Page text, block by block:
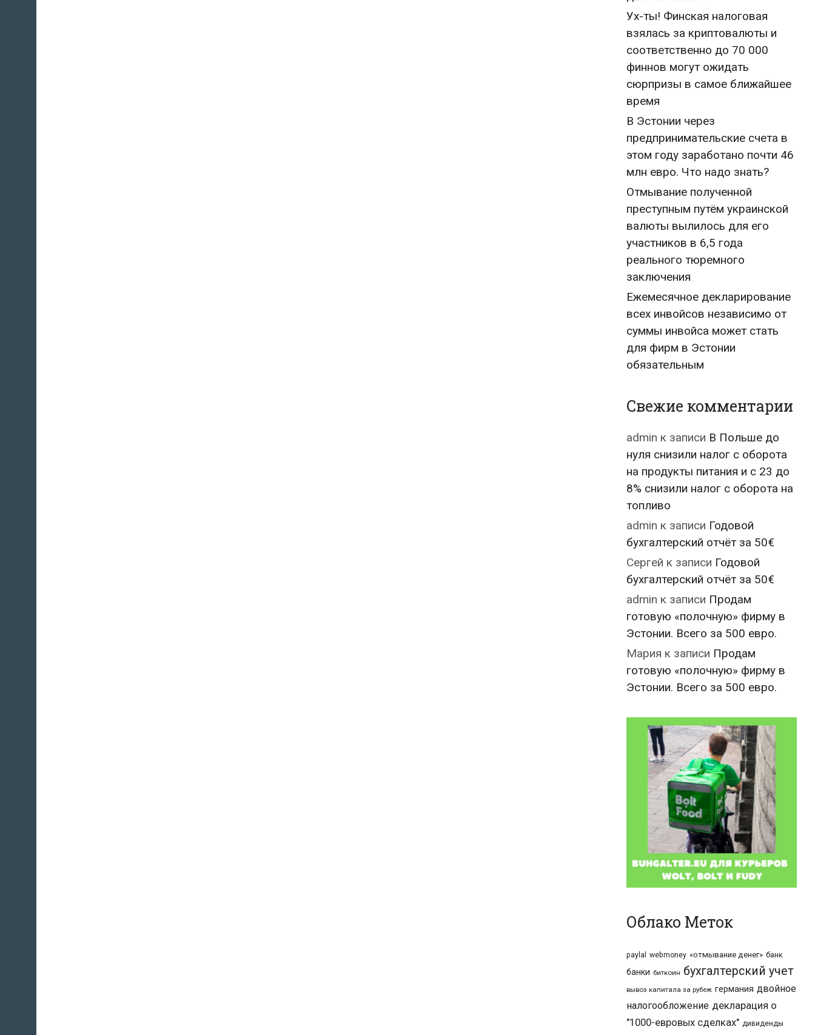
Ух-ты! Финская налоговая
взялась за криптовалюты и
соответственно до 70 000
финнов могут ожидать
сюрпризы в самое ближайшее
время
В Эстонии через
предпринимательские счета в
этом году заработано почти 46
млн евро. Что надо знать?
Отмывание полученной
преступным путём украинской
валюты вылилось для его
участников в 6,5 года
реального тюремного
заключения
Ежемесячное декларирование
всех инвойсов независимо от
суммы инвойса может стать
для фирм в Эстонии
обязательным
Свежие комментарии
admin к записи В Польше до
нуля снизили налог с оборота
на продукты питания и с 23 до
8% снизили налог с оборота на
топливо
admin к записи Годовой
бухгалтерский отчёт за 50€
Сергей к записи Годовой
бухгалтерский отчёт за 50€
admin к записи Продам
готовую «полочную» фирму в
Эстонии. Всего за 500 евро.
Мария к записи Продам
готовую «полочную» фирму в
Эстонии. Всего за 500 евро.
Облако Меток
paylal webmoney «отмывание денег» банк
банки биткоин бухгалтерский учет
вывоз капитала за рубеж германия двойное
налогообложение декларация о
"1000-евровых сделках" дивиденды